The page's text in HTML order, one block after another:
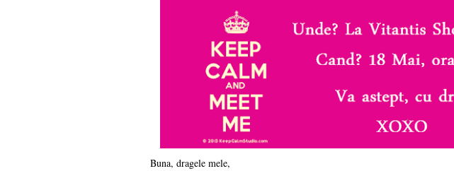
Buna, dragele mele,